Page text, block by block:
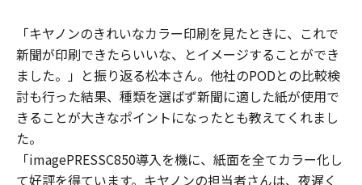
「キヤノンのきれいなカラー印刷を見たときに、これで
新聞が印刷できたらいいな、とイメージすることができ
ました。」と振り返る松本さん。他社のPODとの比較検
討も行った結果、種類を選ばず新聞に適した紙が使用で
きることが大きなポイントになったとも教えてくれまし
た。
「imagePRESSC850導入を機に、紙面を全てカラー化し
て好評を得ています。キヤノンの担当者さんは、夜遅く